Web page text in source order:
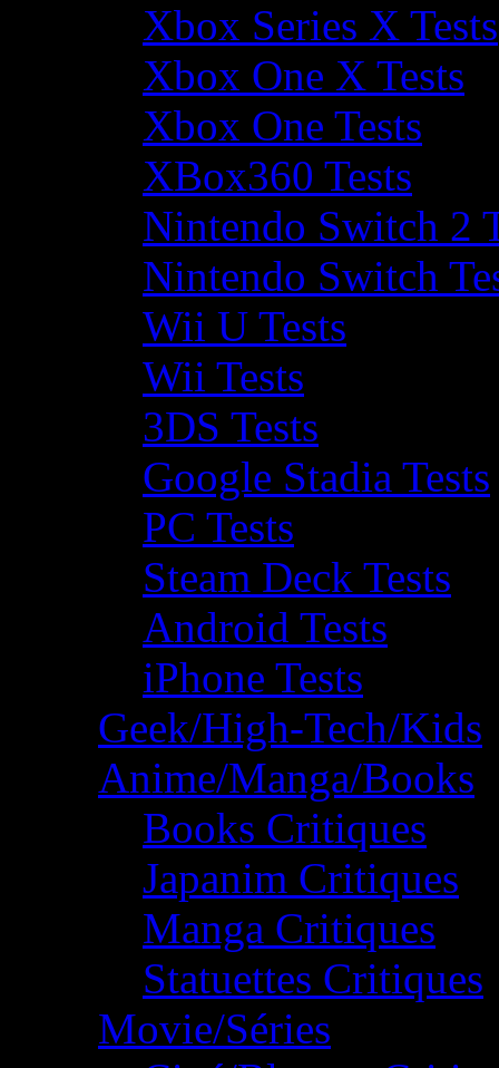
Xbox Series X Tests
Xbox One X Tests
Xbox One Tests
XBox360 Tests
Nintendo Switch 2
Nintendo Switch
Wii U Tests
Wii Tests
3DS Tests
Google Stadia Tests
PC Tests
Steam Deck Tests
Android Tests
iPhone Tests
Geek/High-Tech/Kids
Anime/Manga/Books
Books Critiques
Japanim Critiques
Manga Critiques
Statuettes Critiques
Movie/Séries